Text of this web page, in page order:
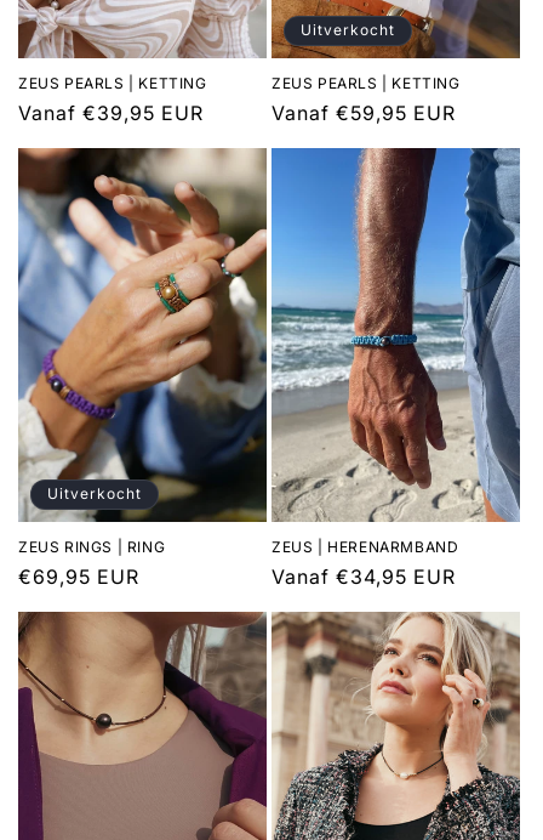
ZEUS PEARLS | KETTING
Normale
prijs
Vanaf €39,95 EUR
Uitverkocht
ZEUS PEARLS | KETTING
Normale
prijs
Vanaf €59,95 EUR
Uitverkocht
ZEUS RINGS | RING
Normale
€69,95 EUR
ZEUS | HERENARMBAND
Normale
Vanaf €34,95 EUR